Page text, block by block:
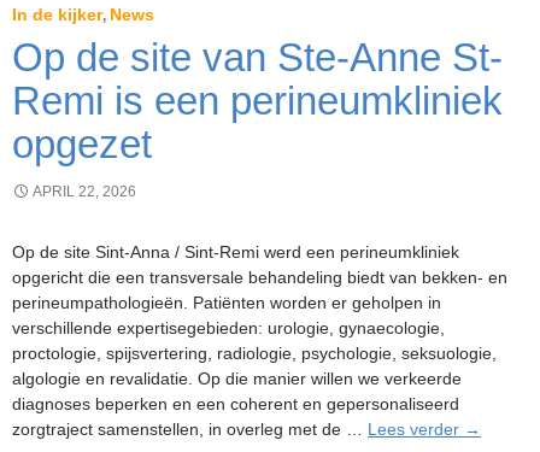
In de kijker, News
Op de site van Ste-Anne St-
Remi is een perineumkliniek
opgezet
APRIL 22, 2026
Op de site Sint-Anna / Sint-Remi werd een perineumkliniek
opgericht die een transversale behandeling biedt van bekken- en
perineumpathologieën. Patiënten worden er geholpen in
verschillende expertisegebieden: urologie, gynaecologie,
proctologie, spijsvertering, radiologie, psychologie, seksuologie,
algologie en revalidatie. Op die manier willen we verkeerde
diagnoses beperken en een coherent en gepersonaliseerd
zorgtraject samenstellen, in overleg met de … Lees verder Op
→